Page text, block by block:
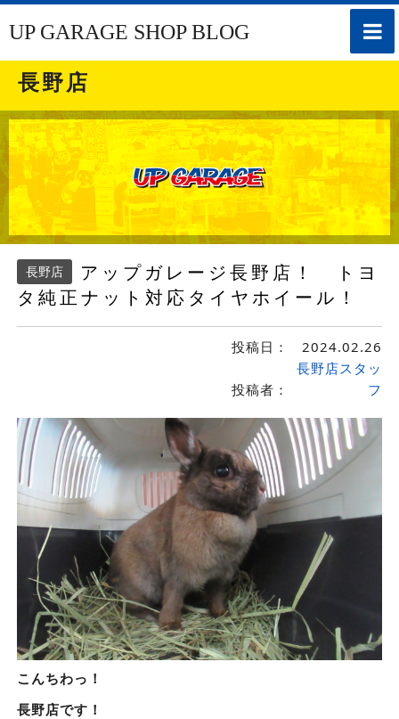
toggle
UP GARAGE SHOP BLOG
長野店
長野店
アップガレージ長野店！ トヨ
タ純正ナット対応タイヤホイール！
投稿日： 2024.02.26
投稿者：
長野店スタッ
フ
こんちわっ！
長野店です！